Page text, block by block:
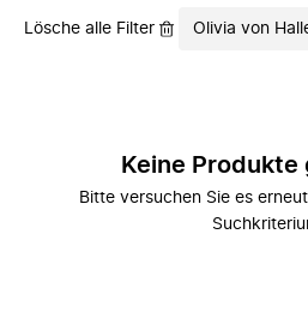
Lösche alle Filter Olivia von
Keine Produkte
Bitte versuchen Sie es